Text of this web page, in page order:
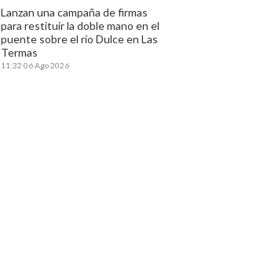
Lanzan una campaña de firmas
para restituir la doble mano en el
puente sobre el río Dulce en Las
Termas
11:32 06 Ago 2026